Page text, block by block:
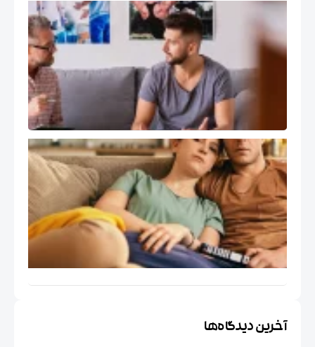
سوپرویژن
و رشد
حرفه ای
درمانگر
هیجان
مدار EFT
کاربرد
درمان
هیجان
EFT در
مسائل
اجتماعی
ایران
دیدگاه‌ها